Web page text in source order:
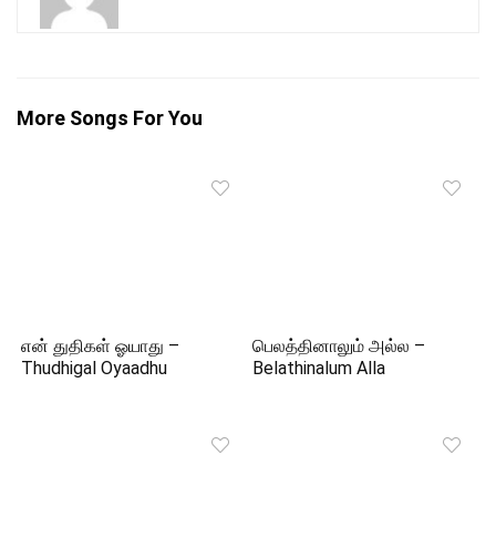
More Songs For You
என் துதிகள் ஓயாது –
Thudhigal Oyaadhu
பெலத்தினாலும் அல்ல –
Belathinalum Alla